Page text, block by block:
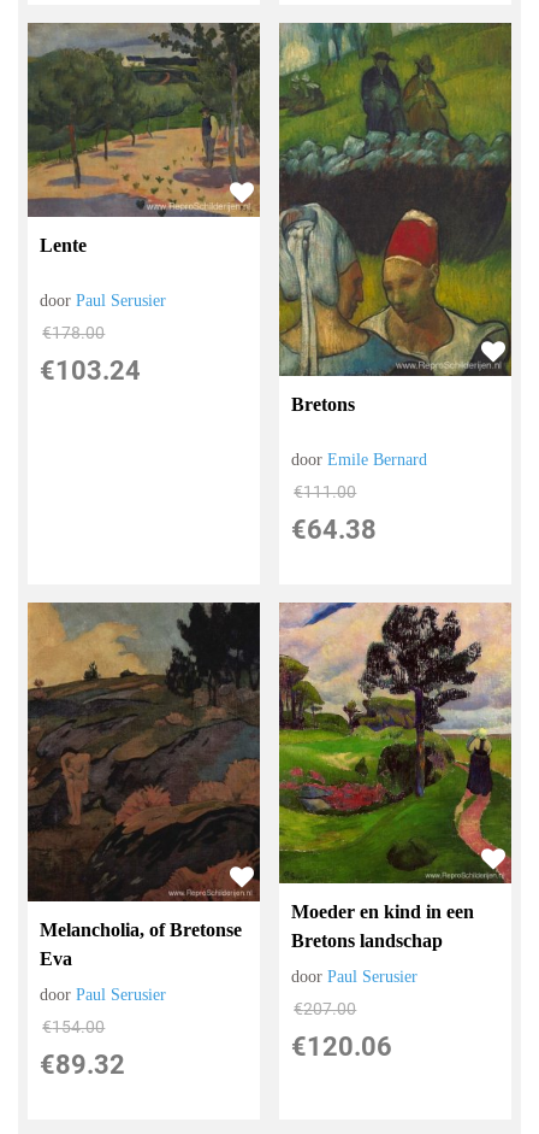
Lente
doorPaul Serusier
€178.00
€103.24
Bretons
doorEmile Bernard
€111.00
€64.38
Melancholia, of Bretonse
Eva
doorPaul Serusier
€154.00
€89.32
Moeder en kind in een
Bretons landschap
doorPaul Serusier
€207.00
€120.06